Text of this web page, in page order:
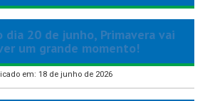
dia 20 de junho, Primavera vai
um grande momento!
em: 18 de junho de 2026